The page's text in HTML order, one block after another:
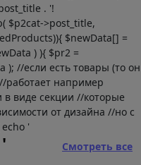
. '!
$p2cat->post_title,
$newData[] =
) ){ $pr2 =
); //если есть товары (то он
работает например
виде секции //которые
от дизайна //но с
'
Смотреть все